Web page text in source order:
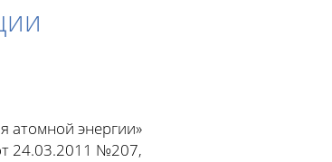
атомной энергии»
24.03.2011 №207,